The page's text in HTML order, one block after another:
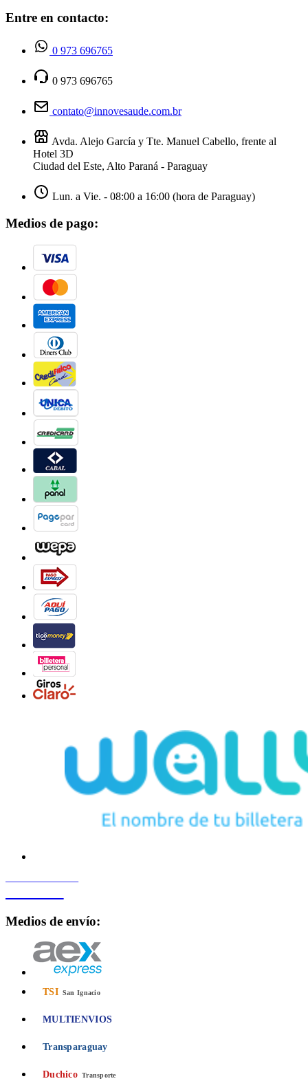
Entre en contacto:
0 973 696765
0 973 696765
contato@innovesaude.com.br
Avda. Alejo García y Tte. Manuel Cabello, frente al
Hotel 3D
Ciudad del Este, Alto Paraná - Paraguay
Lun. a Vie. - 08:00 a 16:00 (hora de Paraguay)
Medios de pago:
Medios de envío:
TSI San Ignacio
MULTIENVIOS
Transparaguay
Duchico Transporte